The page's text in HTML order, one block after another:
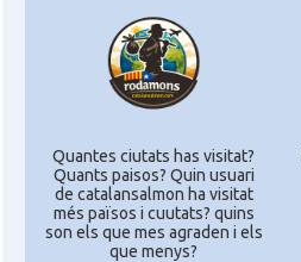
Quantes ciutats has visitat?
Quants paisos? Quin usuari
de catalansalmon ha visitat
més països i cuutats? quins
son els que mes agraden i els
que menys?